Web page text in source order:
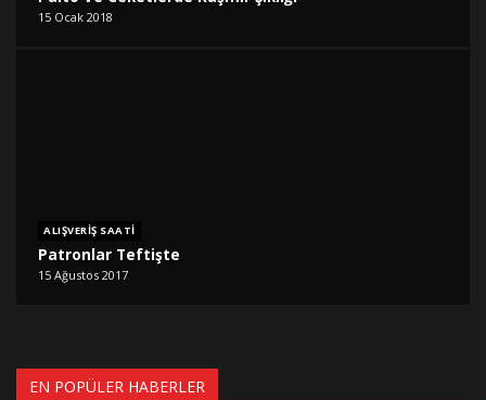
15 Ocak 2018
ALIŞVERIŞ SAATI
Patronlar Teftişte
15 Ağustos 2017
EN POPÜLER HABERLER